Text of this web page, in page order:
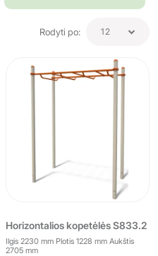
Rodyti po: 12
Horizontalios kopetėlės S833.2
Ilgis 2230 mm Plotis 1228 mm Aukštis
2705 mm